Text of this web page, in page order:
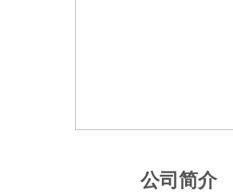
公司简介